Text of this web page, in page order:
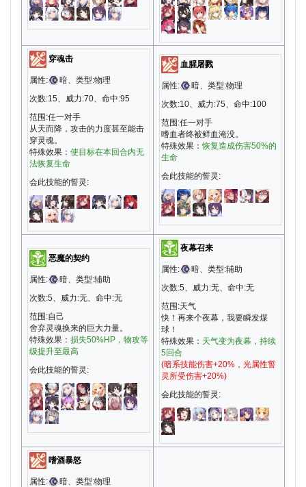
穿魂击
属性:
暗、类型:物理
次数:15、威力:70、命中:95
范围:任一对手
从天而降，攻击的力度甚至能击
穿灵魂。
特殊效果： 使目标在本回合内无
法恢复生命
会此技能的誓灵:
血腥屠戮
属性:
暗、类型:物理
次数:10、威力:75、命中:100
范围:任一对手
嗜血者终被鲜血淹没。
特殊效果：恢复造成伤害50%的
生命
会此技能的誓灵:
恶魔的契约
属性:
暗、类型:辅助
次数:5、威力:无、命中:无
范围:自己
舍弃灵魂换来的巨大力量。
特殊效果： 损失50%HP，物攻等
级提升至最高
会此技能的誓灵:
夜幕召来
属性:
暗、类型:辅助
次数:5、威力:无、命中:无
范围:天气
快！再来个夜幕，我要瞬发煤
球！
特殊效果： 天气变为夜幕，持续
5回合
(暗系技能伤害+20%，光属性誓
灵所受伤害+20%)
会此技能的誓灵:
嗜酒暴怒
属性:
暗、类型:物理